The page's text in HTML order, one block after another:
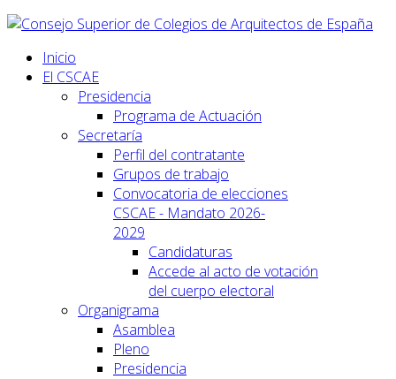
Inicio
El CSCAE
Presidencia
Programa de Actuación
Secretaría
Perfil del contratante
Grupos de trabajo
Convocatoria de elecciones
CSCAE - Mandato 2026-
2029
Candidaturas
Accede al acto de votación
del cuerpo electoral
Organigrama
Asamblea
Pleno
Presidencia